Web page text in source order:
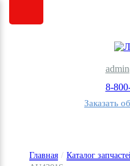
8-
Заказать
Главная / Каталог